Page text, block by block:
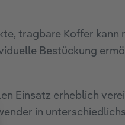
tragbare Koffer kann
Bestückung
Einsatz erheblich
in